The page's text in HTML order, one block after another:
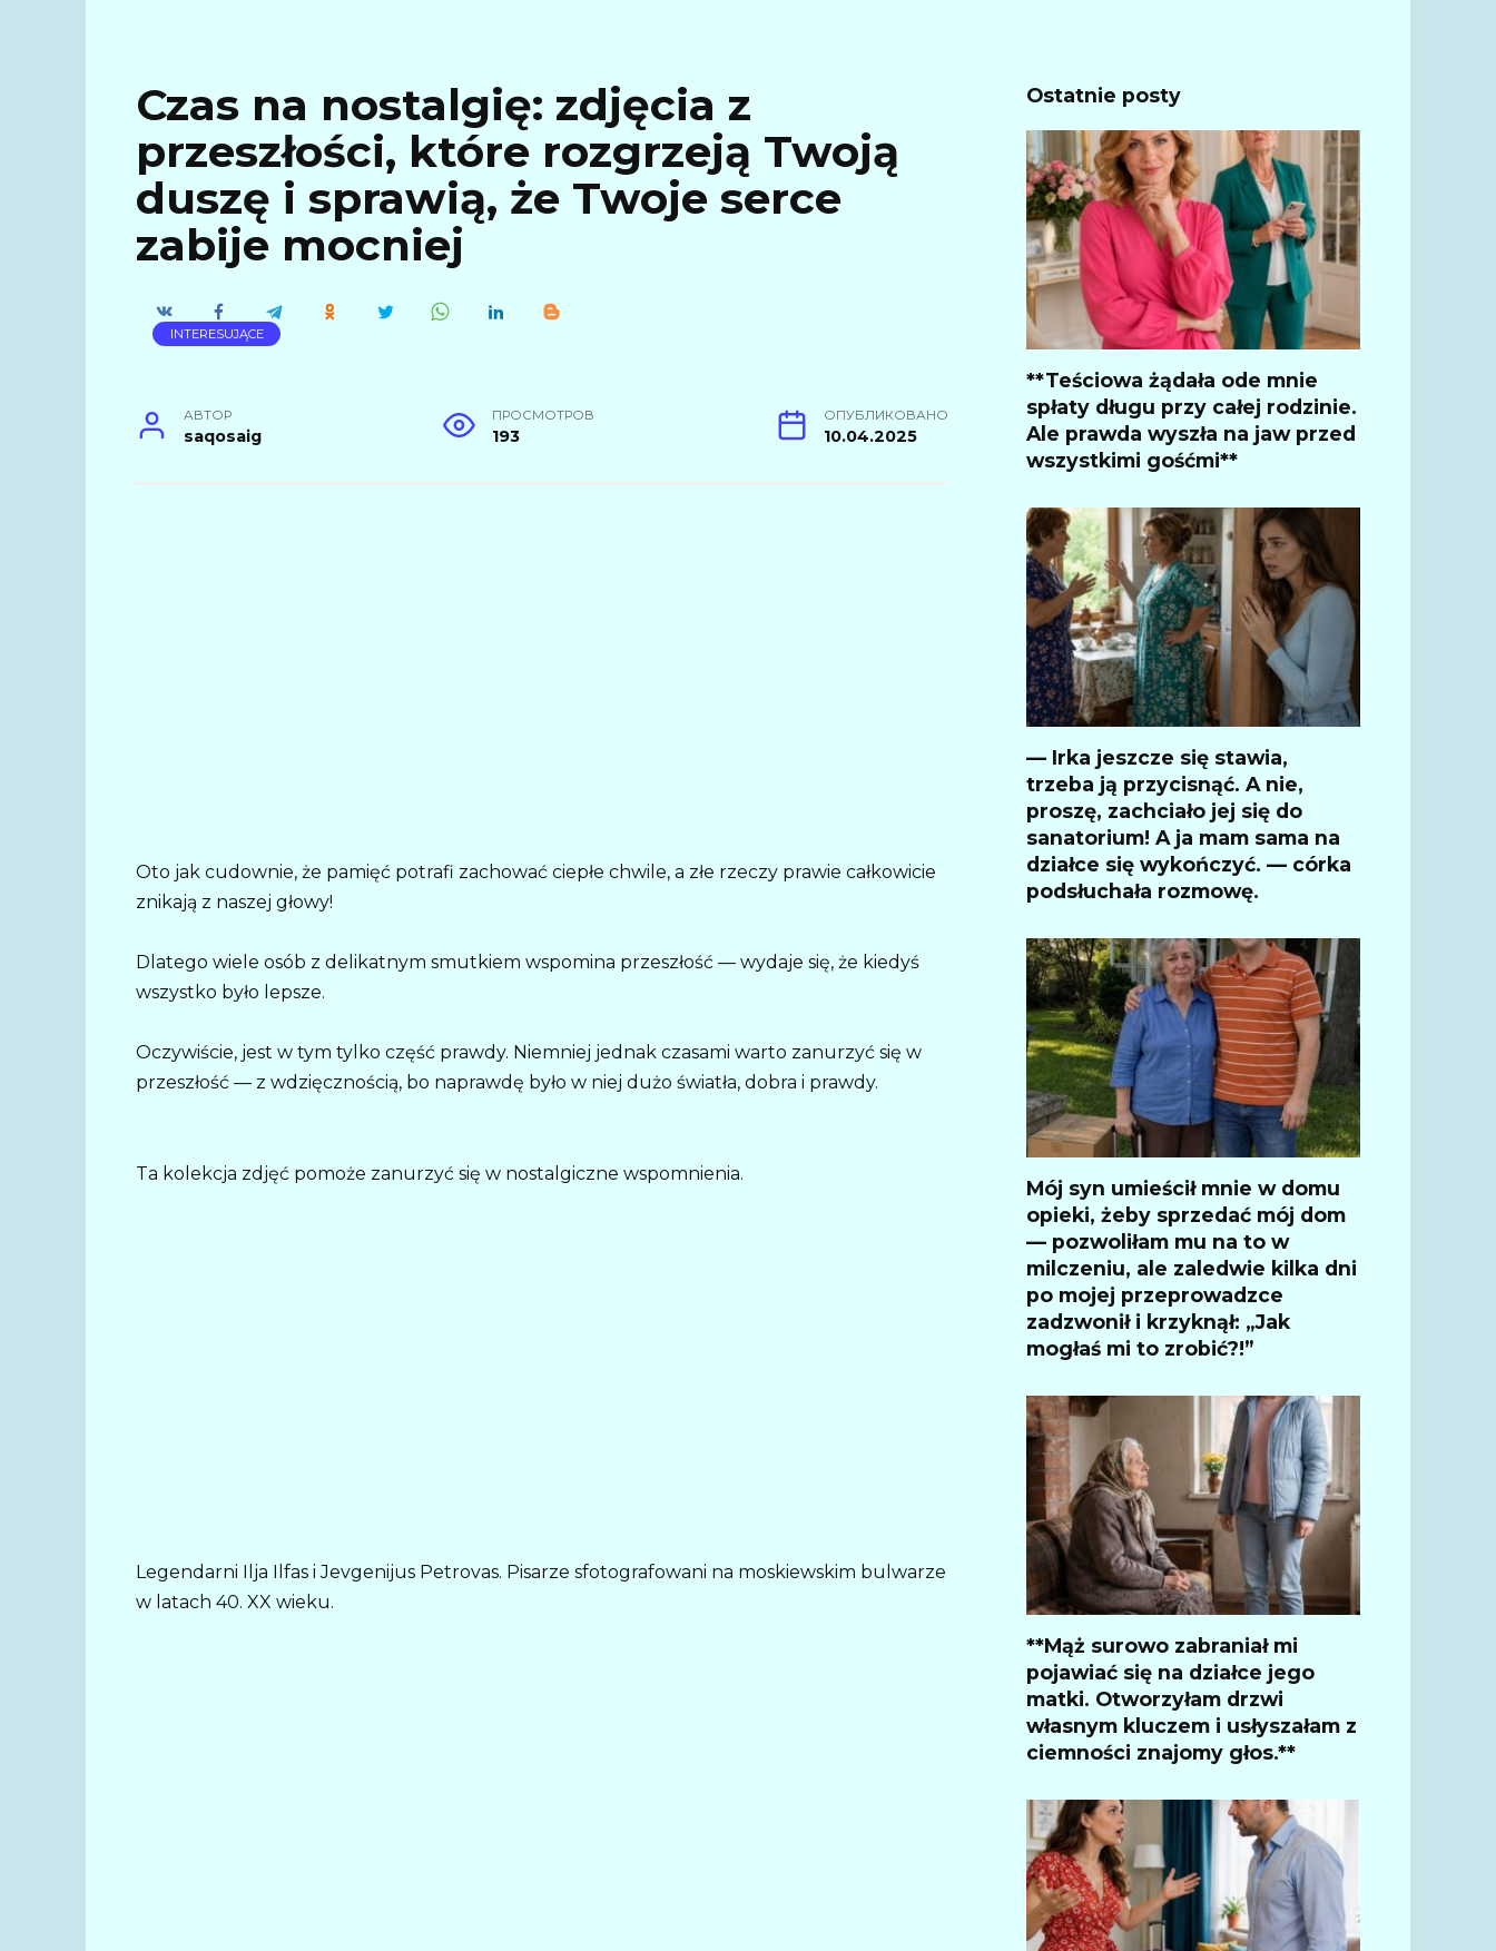
Czas na nostalgię: zdjęcia z
przeszłości, które rozgrzeją Twoją
duszę i sprawią, że Twoje serce
zabije mocniej
INTERESUJĄCE
АВТОР
saqosaig
ПРОСМОТРОВ
193
ОПУБЛИКОВАНО
10.04.2025
Oto jak cudownie, że pamięć potrafi zachować ciepłe chwile, a złe rzeczy prawie całkowicie
znikają z naszej głowy!
Dlatego wiele osób z delikatnym smutkiem wspomina przeszłość — wydaje się, że kiedyś
wszystko było lepsze.
Oczywiście, jest w tym tylko część prawdy. Niemniej jednak czasami warto zanurzyć się w
przeszłość — z wdzięcznością, bo naprawdę było w niej dużo światła, dobra i prawdy.
Ta kolekcja zdjęć pomoże zanurzyć się w nostalgiczne wspomnienia.
Legendarni Ilja Ilfas i Jevgenijus Petrovas. Pisarze sfotografowani na moskiewskim bulwarze
w latach 40. XX wieku.
Ostatnie posty
**Teściowa żądała ode mnie
spłaty długu przy całej rodzinie.
Ale prawda wyszła na jaw przed
wszystkimi gośćmi**
— Irka jeszcze się stawia,
trzeba ją przycisnąć. A nie,
proszę, zachciało jej się do
sanatorium! A ja mam sama na
działce się wykończyć. — córka
podsłuchała rozmowę.
Mój syn umieścił mnie w domu
opieki, żeby sprzedać mój dom
— pozwoliłam mu na to w
milczeniu, ale zaledwie kilka dni
po mojej przeprowadzce
zadzwonił i krzyknął: „Jak
mogłaś mi to zrobić?!”
**Mąż surowo zabraniał mi
pojawiać się na działce jego
matki. Otworzyłam drzwi
własnym kluczem i usłyszałam z
ciemności znajomy głos.**